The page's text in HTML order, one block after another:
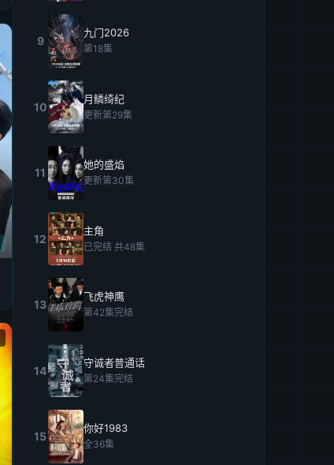
9
九门2026
第18集
10
月鳞绮纪
更新第29集
11
她的盛焰
更新第30集
12
主角
已完结 共48集
13
飞虎神鹰
第42集完结
14
守诚者普通话
第24集完结
15
你好1983
全36集